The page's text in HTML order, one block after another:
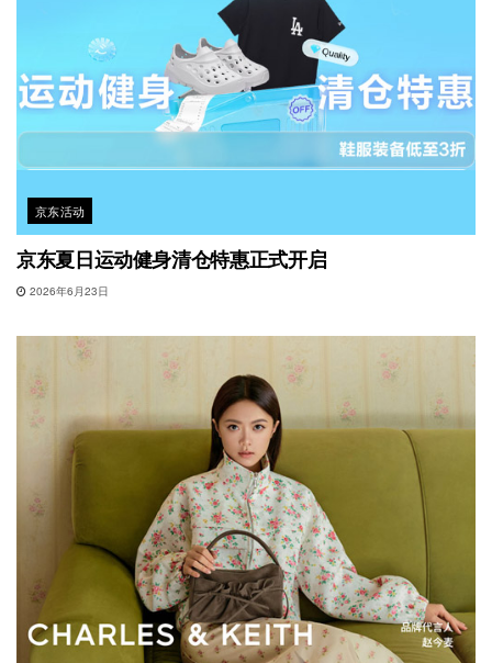
京东活动
京东夏日运动健身清仓特惠正式开启
2026年6月23日